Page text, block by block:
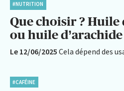
#NUTRITION
Que choisir ? Huile
ou huile d’arachide
Le 12/06/2025 Cela dépend des
#CAFÉINE